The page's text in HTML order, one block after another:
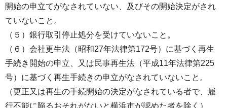
開始の申立てがなされていない、及びその開始決定がされ
ていないこと。
（５）銀行取引停止処分を受けていないこと。
（６）会社更生法（昭和27年法律第172号）に基づく再生
手続き開始の申立、又は民事再生法（平成11年法律第225
号）に基づく再生手続きの申立がなされていないこと。
（更正又は再生の手続開始の決定がなされている者で、履
行不能に陥るおそれがないと横浜市が認めた者を除く）